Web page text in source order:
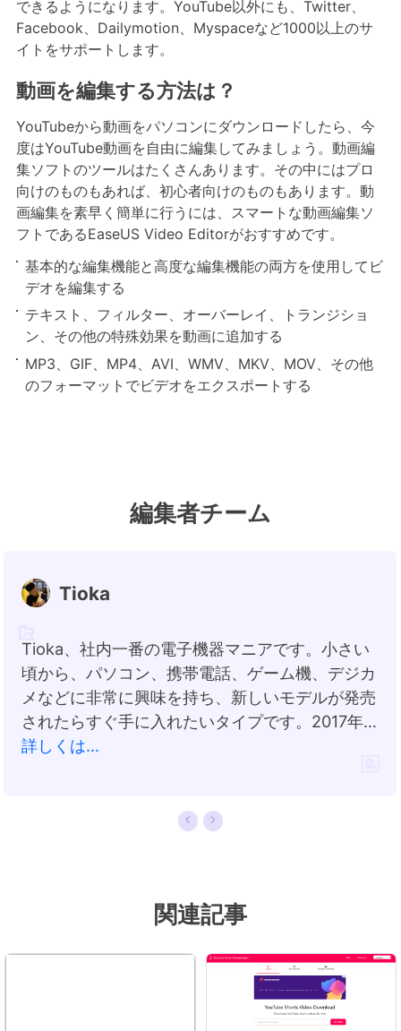
できるようになります。YouTube以外にも、Twitter、
Facebook、Dailymotion、Myspaceなど1000以上のサ
イトをサポートします。
動画を編集する方法は？
YouTubeから動画をパソコンにダウンロードしたら、今
度はYouTube動画を自由に編集してみましょう。動画編
集ソフトのツールはたくさんあります。その中にはプロ
向けのものもあれば、初心者向けのものもあります。動
画編集を素早く簡単に行うには、スマートな動画編集ソ
フトであるEaseUS Video Editorがおすすめです。
基本的な編集機能と高度な編集機能の両方を使用してビ
デオを編集する
テキスト、フィルター、オーバーレイ、トランジショ
ン、その他の特殊効果を動画に追加する
MP3、GIF、MP4、AVI、WMV、MKV、MOV、その他
のフォーマットでビデオをエクスポートする
編集者チーム
Tioka
Tioka、社内一番の電子機器マニアです。小さい
頃から、パソコン、携帯電話、ゲーム機、デジカ
メなどに非常に興味を持ち、新しいモデルが発売
されたらすぐ手に入れたいタイプです。2017年か
らEaseUS Softwareに加入し、大興味をもって
プ、ディスククローン、パーティション・ディス
の方法、SSD換装の方法やディスクの最適化方法
点（2019年8月21日）まで、彼が書いた記事の閲
覧数はなんと550万回に突破！つまり、日本のユ
ーザーは、合計5,500,000回彼の記事を読んで問
詳しくは...
関連記事